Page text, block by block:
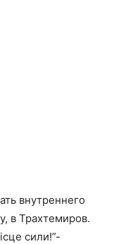
внутреннего
в Трахтемиров.
сили!”-